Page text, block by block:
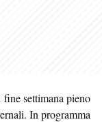
settimana pieno
In programma